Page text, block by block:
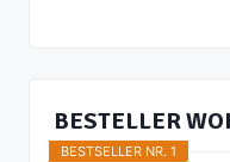
BESTELLER
BESTSELLER NR. 1